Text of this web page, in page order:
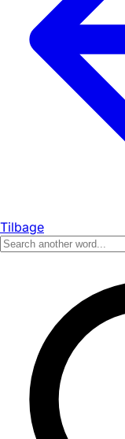
Tilbage